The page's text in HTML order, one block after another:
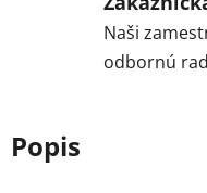
Naši
odbornú
Popis